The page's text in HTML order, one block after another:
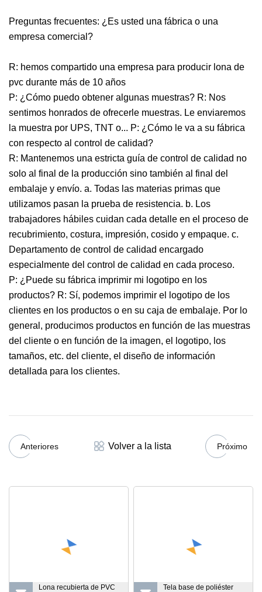
Preguntas frecuentes: ¿Es usted una fábrica o una
empresa comercial?
R: hemos compartido una empresa para producir lona de
pvc durante más de 10 años
P: ¿Cómo puedo obtener algunas muestras? R: Nos
sentimos honrados de ofrecerle muestras. Le enviaremos
la muestra por UPS, TNT o... P: ¿Cómo le va a su fábrica
con respecto al control de calidad?
R: Mantenemos una estricta guía de control de calidad no
solo al final de la producción sino también al final del
embalaje y envío. a. Todas las materias primas que
utilizamos pasan la prueba de resistencia. b. Los
trabajadores hábiles cuidan cada detalle en el proceso de
recubrimiento, costura, impresión, cosido y empaque. c.
Departamento de control de calidad encargado
especialmente del control de calidad en cada proceso.
P: ¿Puede su fábrica imprimir mi logotipo en los
productos? R: Sí, podemos imprimir el logotipo de los
clientes en los productos o en su caja de embalaje. Por lo
general, producimos productos en función de las muestras
del cliente o en función de la imagen, el logotipo, los
tamaños, etc. del cliente, el diseño de información
detallada para los clientes.
Anteriores Volver a la lista Próximo
Lona recubierta de PVC
Tela base de poliéster